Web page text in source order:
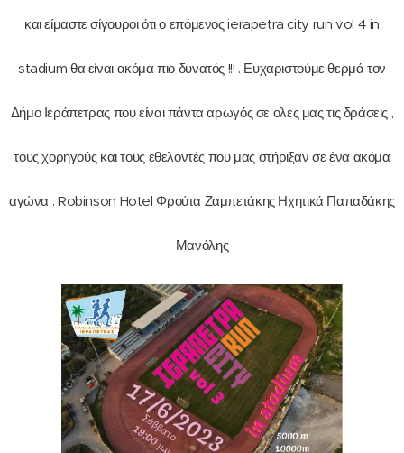
και είμαστε σίγουροι ότι ο επόμενος ierapetra city run vol 4 in
stadium θα είναι ακόμα πιο δυνατός !!! . Ευχαριστούμε θερμά τον
Δήμο Ιεράπετρας που είναι πάντα αρωγός σε ολες μας τις δράσεις ,
τους χορηγούς και τους εθελοντές που μας στήριξαν σε ένα ακόμα
αγώνα . Robinson Hotel Φρούτα Ζαμπετάκης Ηχητικά Παπαδάκης
Μανόλης